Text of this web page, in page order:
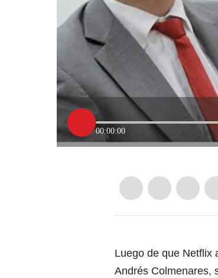
00:00:00
Luego de que Netflix
Andrés Colmenares,